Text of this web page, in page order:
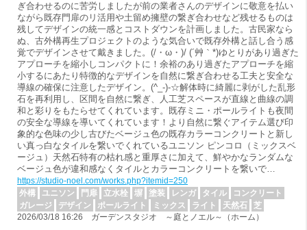
ぎ合わせるのに苦労しましたが前の業者さんのデザインに敬意を払い
ながら既存門扉のリ活用や土留め擁壁の繋ぎ合わせなど残せるものは
残してデザインの統一感とコストダウンを計画しました。古民家なら
ぬ、古外構再生プロジェクトのような気合いで既存外構と話し合う感
覚でデザインさせて戴きました。(/・ω・)/ (´艸｀*)ゆとりがあり過ぎた
アプローチを縮小しコンパクトに！余裕のあり過ぎたアプローチを縮
小するにあたり特徴的なデザインを自然に繋ぎ合わせる工夫と安全な
導線の確保に注意したデザイン。(^_-)-☆解体時に綺麗に剥がした乱形
石を再利用し、区間を自然に繋ぎ、人工芝スペースが直線と曲線の調
和と彩りをもたらせてくれています。既存ミニ・ポールライトも夜間
の安全な導線を導いてくれています！より自然に繋ぐアイテム選び印
象的な色味の少し古びたベージュ色の既存カラーコンクリートと新し
い真っ白なタイルを繋いでくれているユニソン ピンコロ（ミックスベ
ージュ）天然石特有の枯れ感と重厚さに加えて、鮮やかなランダムな
ベージュ色が違和感なくタイルとカラーコンクリートを繋いで…
https://studio-noel.com/works.php?itemid=250
外構
ユニソン 門扉 立水栓 塀 塗装 レンガ タイル
コンクリート
ガレージ
デザイン ポールライト ミックス ライト 天然石
芝
2026/03/18 16:26 ガーデンスタジオ ～庭とノエル～（ホーム）